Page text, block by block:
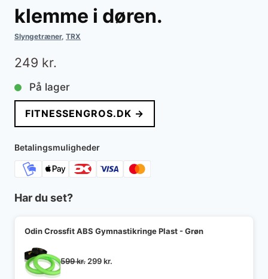
klemme i døren.
Slyngetræner, TRX
249 kr.
På lager
FITNESSENGROS.DK →
Betalingsmuligheder
Har du set?
Odin Crossfit ABS Gymnastikringe Plast - Grøn
599kr. Den
299kr.